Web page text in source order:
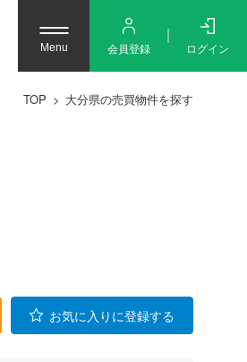
Menu 会員登録 ログイン
TOP 大分県の売買物件を探す
お気に入りに登録する